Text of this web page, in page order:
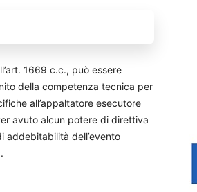
1669 c.c., può essere
della competenza tecnica per
all’appaltatore esecutore
avuto alcun potere di direttiva
addebitabilità dell’evento